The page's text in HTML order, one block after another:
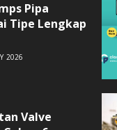
Pipa
Tipe Lengkap
2026
Valve